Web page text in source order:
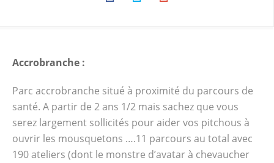
Accrobranche :
Parc accrobranche situé à proximité du parcours de
santé. A partir de 2 ans 1/2 mais sachez que vous
serez largement sollicités pour aider vos pitchous à
ouvrir les mousquetons ….11 parcours au total avec
190 ateliers (dont le monstre d’avatar à chevaucher